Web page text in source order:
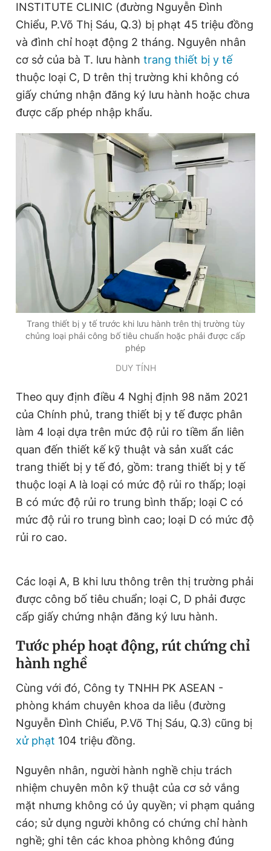
Đọc Thanh Niên trên điện thoại
Theo dõi báo trên
Hotline
0906 645 777
Liên hệ quảng cáo
0908 780 404
RSS Tòa soạn Chính sách bảo
Tổng biên tập: Nguyễn Ngọc Toàn
Phó tổng biên tập thường trực: Hải Thành
Phó tổng biên tập: Lâm Hiếu Dũng
Phó tổng biên tập: Trần Việt Hưng
Tổng thư ký tòa soạn: Đức Trung
Giấy phép xuất bản số 110/GP - BTTTT cấp ngày 24.3.2020
© 2003-2026 Bản quyền thuộc về Báo Thanh Niên. Cấm sao
chép dưới mọi hình thức nếu không có sự chấp thuận bằng văn
bản. Phát triển bởi ePi Technologies, JSC.
INSTITUTE CLINIC (đường Nguyễn Đình
Chiểu, P.Võ Thị Sáu, Q.3) bị phạt 45 triệu đồng
và đình chỉ hoạt động 2 tháng. Nguyên nhân
cơ sở của bà T. lưu hành trang thiết bị y tế
thuộc loại C, D trên thị trường khi không có
giấy chứng nhận đăng ký lưu hành hoặc chưa
được cấp phép nhập khẩu.
Trang thiết bị y tế trước khi lưu hành trên thị trường tùy
chủng loại phải công bố tiêu chuẩn hoặc phải được cấp
phép
DUY TÍNH
Theo quy định điều 4 Nghị định 98 năm 2021
của Chính phủ, trang thiết bị y tế được phân
làm 4 loại dựa trên mức độ rủi ro tiềm ẩn liên
quan đến thiết kế kỹ thuật và sản xuất các
trang thiết bị y tế đó, gồm: trang thiết bị y tế
thuộc loại A là loại có mức độ rủi ro thấp; loại
B có mức độ rủi ro trung bình thấp; loại C có
mức độ rủi ro trung bình cao; loại D có mức độ
rủi ro cao.
Các loại A, B khi lưu thông trên thị trường phải
được công bố tiêu chuẩn; loại C, D phải được
cấp giấy chứng nhận đăng ký lưu hành.
Tước phép hoạt động, rút chứng chỉ
hành nghề
Cùng với đó, Công ty TNHH PK ASEAN -
phòng khám chuyên khoa da liễu (đường
Nguyễn Đình Chiểu, P.Võ Thị Sáu, Q.3) cũng bị
xử phạt 104 triệu đồng.
Nguyên nhân, người hành nghề chịu trách
nhiệm chuyên môn kỹ thuật của cơ sở vắng
mặt nhưng không có ủy quyền; vi phạm quảng
cáo; sử dụng người không có chứng chỉ hành
nghề; ghi tên các khoa phòng không đúng